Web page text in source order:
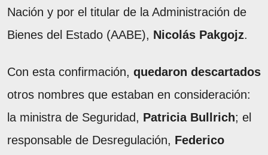
Nación y por el titular de la Administración de
Bienes del Estado (AABE), Nicolás Pakgojz.
Con esta confirmación, quedaron descartados
otros nombres que estaban en consideración:
la ministra de Seguridad, Patricia Bullrich; el
responsable de Desregulación, Federico